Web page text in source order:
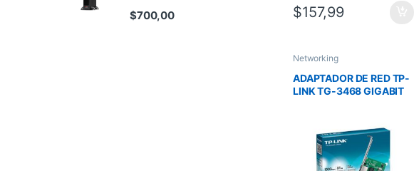
$157,99
Networking
ADAPTADOR DE RED TP-
LINK TG-3468 GIGABIT
$700,00